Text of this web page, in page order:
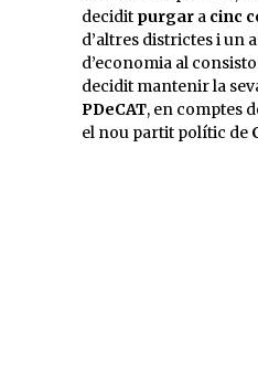
decidit purgar a cinc
d’altres districtes i un
d’economia al
decidit mantenir la
PDeCAT, en comptes
el nou partit polític de